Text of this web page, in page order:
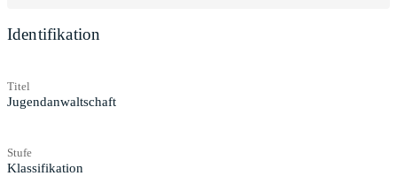
Identifikation
Titel
Jugendanwaltschaft
Stufe
Klassifikation